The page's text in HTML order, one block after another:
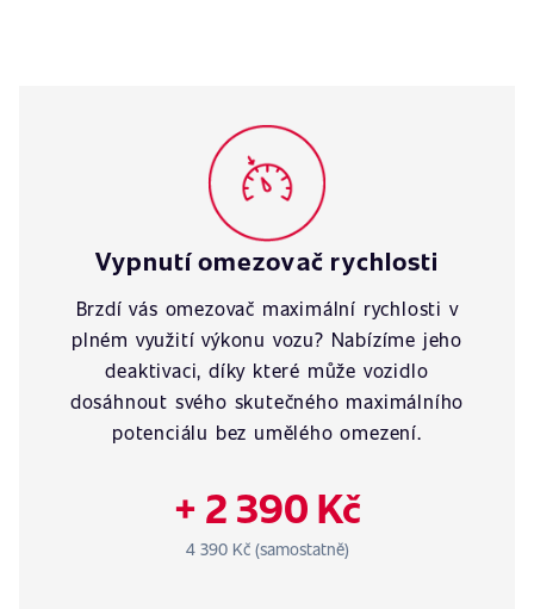
Vypnutí omezovač rychlosti
Brzdí vás omezovač maximální rychlosti v
plném využití výkonu vozu? Nabízíme jeho
deaktivaci, díky které může vozidlo
dosáhnout svého skutečného maximálního
potenciálu bez umělého omezení.
+ 2 390 Kč
4 390 Kč (samostatně)